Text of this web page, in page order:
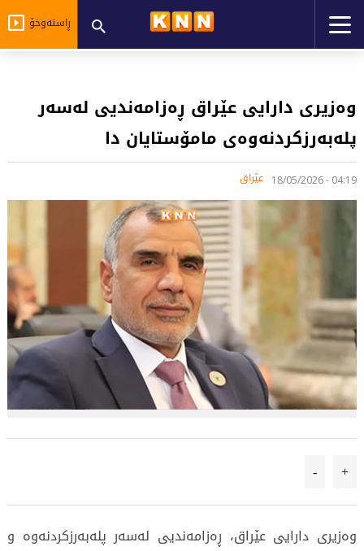
ڕاستەوخۆ
وەزیری دارایی عێراق ڕەزامەندیی لەسەر
پلەبەرزکردنەوەی مامۆستایان دا
04:19 - 18/05/2026 عێراق
+
-
وەزیری دارایی عێراق، ڕەزامەندیی لەسەر پلەبەرزکردنەوە و